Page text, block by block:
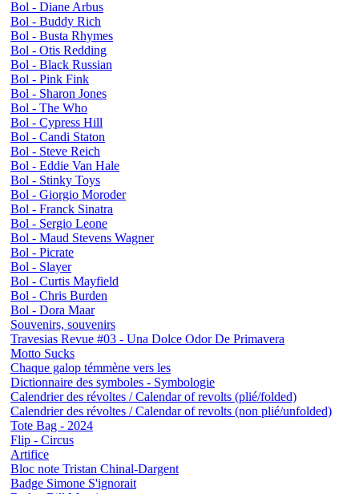
Bol - Diane Arbus
Bol - Buddy Rich
Bol - Busta Rhymes
Bol - Otis Redding
Bol - Black Russian
Bol - Pink Fink
Bol - Sharon Jones
Bol - The Who
Bol - Cypress Hill
Bol - Candi Staton
Bol - Steve Reich
Bol - Eddie Van Hale
Bol - Stinky Toys
Bol - Giorgio Moroder
Bol - Franck Sinatra
Bol - Sergio Leone
Bol - Maud Stevens Wagner
Bol - Picrate
Bol - Slayer
Bol - Curtis Mayfield
Bol - Chris Burden
Bol - Dora Maar
Souvenirs, souvenirs
Travesias Revue #03 - Una Dolce Odor De Primavera
Motto Sucks
Chaque galop témmène vers les
Dictionnaire des symboles - Symbologie
Calendrier des révoltes / Calendar of revolts (plié/folded)
Calendrier des révoltes / Calendar of revolts (non plié/unfolded)
Tote Bag - 2024
Flip - Circus
Artifice
Bloc note Tristan Chinal-Dargent
Badge Simone S'ignorait